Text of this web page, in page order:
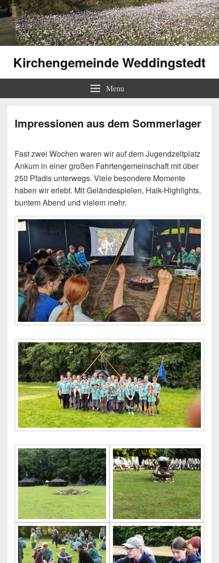
Kirchengemeinde Weddingstedt
Menu
Impressionen aus dem Sommerlager
Fast zwei Wochen waren wir auf dem Jugendzeltplatz
Ankum in einer großen Fahrtengemeinschaft mit über
250 Pfadis unterwegs. Viele besondere Momente
haben wir erlebt. Mit Geländespielen, Haik-Highlights,
buntem Abend und vielem mehr.